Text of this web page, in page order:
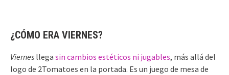
¿CÓMO ERA VIERNES?
Viernes llega sin cambios estéticos ni jugables, más allá del
logo de 2Tomatoes en la portada. Es un juego de mesa de